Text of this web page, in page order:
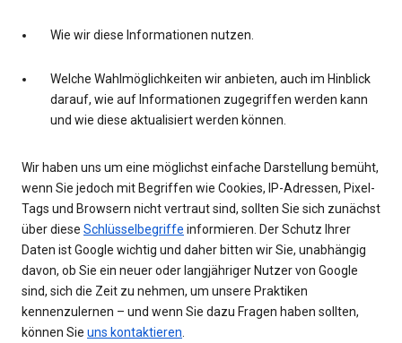
Wie wir diese Informationen nutzen.
Welche Wahlmöglichkeiten wir anbieten, auch im Hinblick
darauf, wie auf Informationen zugegriffen werden kann
und wie diese aktualisiert werden können.
Wir haben uns um eine möglichst einfache Darstellung bemüht,
wenn Sie jedoch mit Begriffen wie Cookies, IP-Adressen, Pixel-
Tags und Browsern nicht vertraut sind, sollten Sie sich zunächst
über diese Schlüsselbegriffe informieren. Der Schutz Ihrer
Daten ist Google wichtig und daher bitten wir Sie, unabhängig
davon, ob Sie ein neuer oder langjähriger Nutzer von Google
sind, sich die Zeit zu nehmen, um unsere Praktiken
kennenzulernen – und wenn Sie dazu Fragen haben sollten,
können Sie uns kontaktieren.